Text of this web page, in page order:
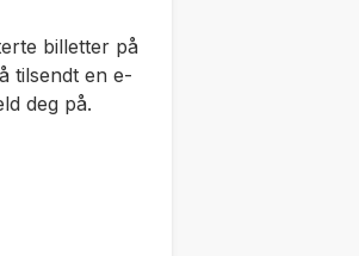
billetter på
tilsendt en e-
deg på.